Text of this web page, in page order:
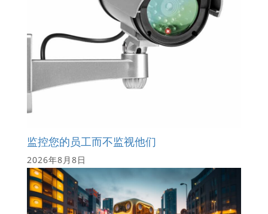
监控您的员工而不监视他们
2026年8月8日